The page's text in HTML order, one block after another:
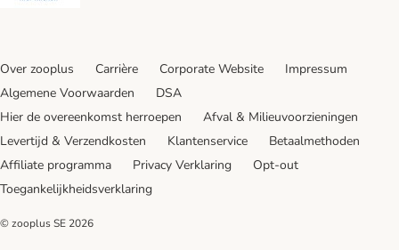
Over zooplus Carrière Corporate Website
Impressum
Algemene Voorwaarden
DSA
Hier de overeenkomst herroepen
Afval & Milieuvoorzieningen
Levertijd & Verzendkosten
Klantenservice
Betaalmethoden
Affiliate programma
Privacy Verklaring
Opt-out
Toegankelijkheidsverklaring
© zooplus SE 2026